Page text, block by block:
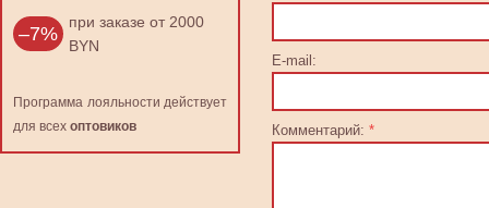
E-mail:
Комментарий: *
–7%
при заказе от 2000
BYN
Программа лояльности действует
для всех оптовиков